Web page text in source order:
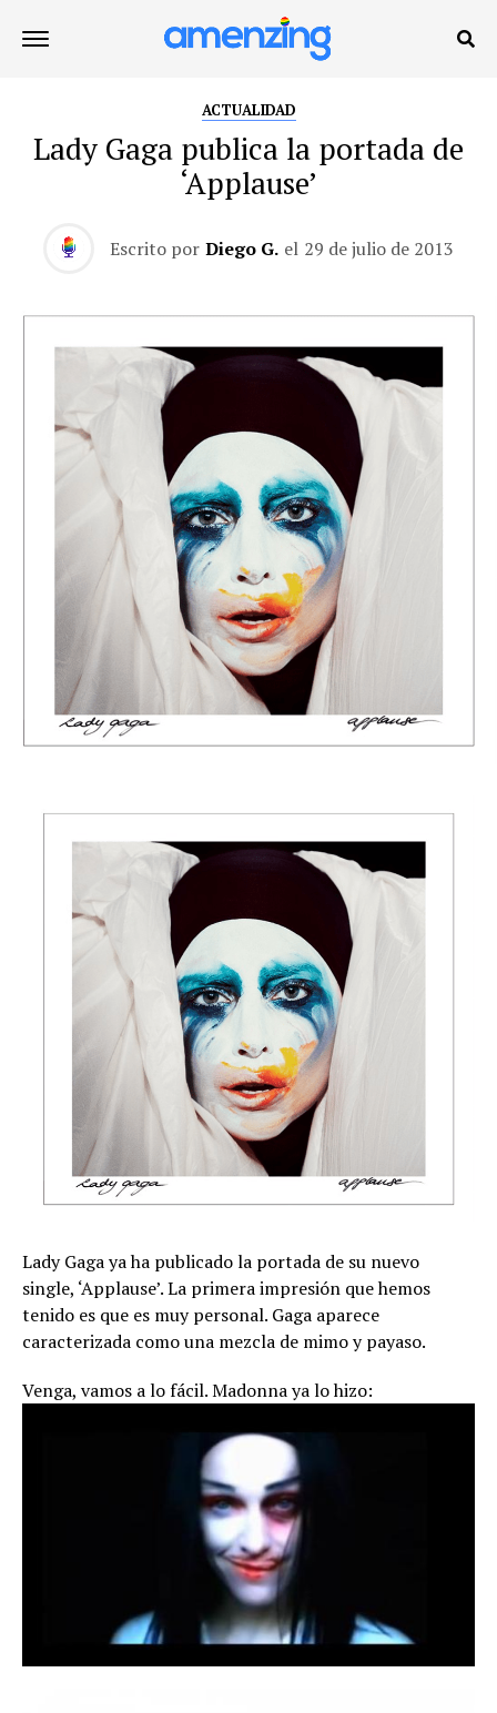
ACTUALIDAD
Lady Gaga publica la portada de
‘Applause’
Escrito por Diego G. el 29 de julio de 2013
Lady Gaga ya ha publicado la portada de su nuevo
single, ‘Applause’. La primera impresión que hemos
tenido es que es muy personal. Gaga aparece
caracterizada como una mezcla de mimo y payaso.
Venga, vamos a lo fácil. Madonna ya lo hizo: